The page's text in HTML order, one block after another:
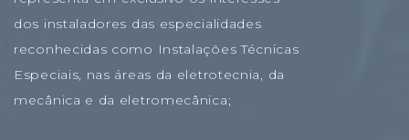
dos instaladores das especialidades
reconhecidas como Instalações Técnicas
Especiais, nas áreas da eletrotecnia, da
mecânica e da eletromecânica;